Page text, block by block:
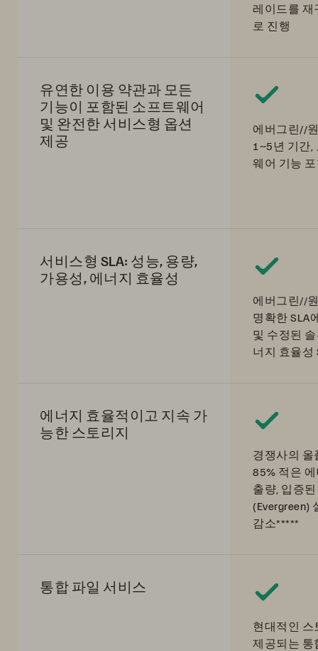
레이드를 재
로 진행
유연한 이용 약관과 모든
기능이 포함된 소프트웨어
및 완전한 서비스형 옵션
제공
에버그린//
1~5년 기간,
웨어 기능
서비스형 SLA: 성능, 용량,
가용성, 에너지 효율성
에버그린//
명확한 SLA
및 수정된
너지 효율성
에너지 효율적이고 지속 가
능한 스토리지
경쟁사의 올
85% 적은
출량, 입증
(Evergreen)
감소*****
통합 파일 서비스
현대적인 스
제공되는 통